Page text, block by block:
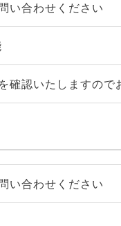
い合わせください
確認いたしますので
い合わせください